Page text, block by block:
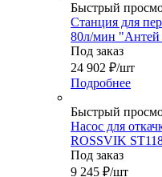
Быстрый
Станция для
80л/мин "Антей
Под заказ
24 902 ₽/шт
Подробнее
Быстрый
Насос для
ROSSVIK
Под заказ
9 245 ₽/шт